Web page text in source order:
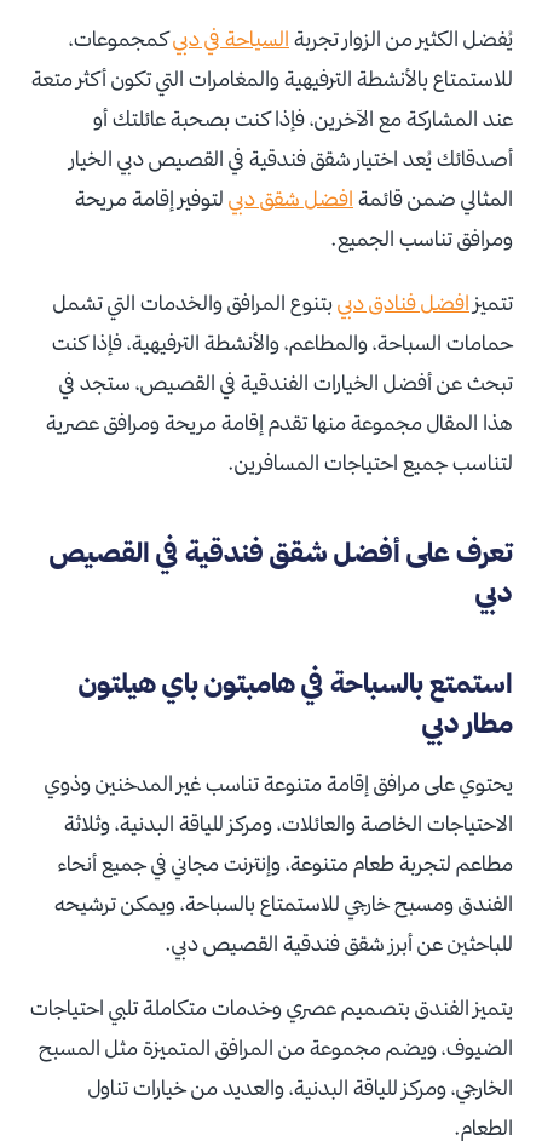
يُفضل الكثير من الزوار تجربة السياحة في دبيكمجموعات،
للاستمتاع بالأنشطة الترفيهية والمغامرات التي تكون أكثر متعة
عند المشاركة مع الآخرين، فإذا كنت بصحبة عائلتك أو
أصدقائك يُعد اختيار شقق فندقية في القصيص دبي الخيار
المثالي ضمن قائمة افضل شقق دبي لتوفير إقامة مريحة
ومرافق تناسب الجميع.
تتميز افضل فنادق دبيبتنوع المرافق والخدمات التي تشمل
حمامات السباحة، والمطاعم، والأنشطة الترفيهية، فإذا كنت
تبحث عن أفضل الخيارات الفندقية في القصيص، ستجد في
هذا المقال مجموعة منها تقدم إقامة مريحة ومرافق عصرية
لتناسب جميع احتياجات المسافرين.
تعرف على أفضل شقق فندقية في القصيص
دبي
استمتع بالسباحة في هامبتون باي هيلتون
مطار دبي
يحتوي على مرافق إقامة متنوعة تناسب غير المدخنين وذوي
الاحتياجات الخاصة والعائلات، ومركز للياقة البدنية، وثلاثة
مطاعم لتجربة طعام متنوعة، وإنترنت مجاني في جميع أنحاء
الفندق ومسبح خارجي للاستمتاع بالسباحة، ويمكن ترشيحه
للباحثين عن أبرز شقق فندقية القصيص دبي.
يتميز الفندق بتصميم عصري وخدمات متكاملة تلبي احتياجات
الضيوف، ويضم مجموعة من المرافق المتميزة مثل المسبح
الخارجي، ومركز للياقة البدنية، والعديد من خيارات تناول
الطعام.